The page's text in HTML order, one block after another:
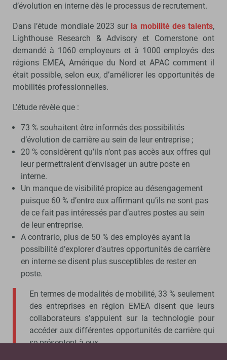
d’évolution en interne dès le processus de recrutement.
Dans l’étude mondiale 2023 sur la mobilité des talents,
Lighthouse Research & Advisory et Cornerstone ont
demandé à 1060 employeurs et à 1000 employés des
régions EMEA, Amérique du Nord et APAC comment il
était possible, selon eux, d’améliorer les opportunités de
mobilités professionnelles.
L’étude révèle que :
73 % souhaitent être informés des possibilités
d’évolution de carrière au sein de leur entreprise ;
20 % considèrent qu’ils n’ont pas accès aux offres qui
leur permettraient d’envisager un autre poste en
interne.
Un manque de visibilité propice au désengagement
puisque 60 % d’entre eux affirmant qu’ils ne sont pas
de ce fait pas intéressés par d’autres postes au sein
de leur entreprise.
A contrario, plus de 50 % des employés ayant la
possibilité d’explorer d’autres opportunités de carrière
en interne se disent plus susceptibles de rester en
poste.
En termes de modalités de mobilité, 33 % seulement
des entreprises en région EMEA disent que leurs
collaborateurs s’appuient sur la technologie pour
accéder aux différentes opportunités de carrière qui
se présentent à eux.